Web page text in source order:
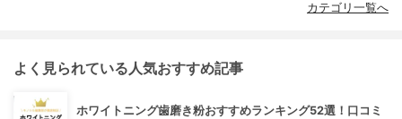
カテゴリ一覧へ
よく見られている人気おすすめ記事
ホワイトニング歯磨き粉おすすめランキング52選！口コミ